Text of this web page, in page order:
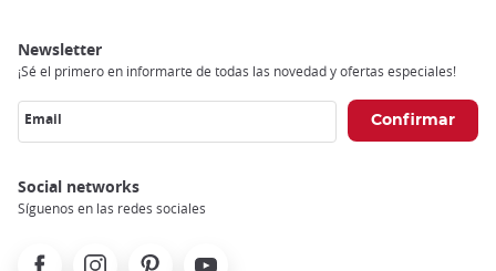
Newsletter
¡Sé el primero en informarte de todas las novedad y ofertas especiales!
Email
Social networks
Síguenos en las redes sociales
FacebookInstagramPinterest Youtube